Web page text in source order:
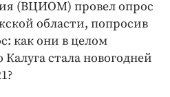
(ВЦИОМ) провел опрос
области, попросив
как они в целом
стала новогодней